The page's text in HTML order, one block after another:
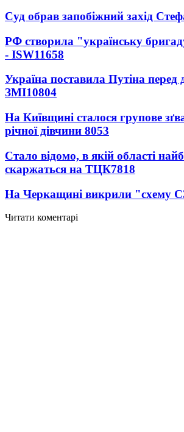
Суд обрав запобіжний захід
РФ створила "українську
- ISW11658
Україна поставила Путіна
ЗМІ10804
На Київщині сталося групове
річної дівчини 8053
Стало відомо, в якій області
скаржаться на ТЦК7818
На Черкащині викрили "схему
Читати коментарі